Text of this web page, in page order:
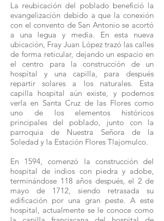
La reubicación del poblado benefició la
evangelización debido a que la conexión
con el convento de San Antonio se acortó
a una legua y media. En esta nueva
ubicación, Fray Juan López trazó las calles
de forma reticular, dejando un espacio en
el centro para la construcción de un
hospital y una capilla, para después
repartir solares a los naturales. Esta
capilla hospital aún existe, y podemos
verla en Santa Cruz de las Flores como
uno de los elementos históricos
principales del poblado, junto con la
parroquia de Nuestra Señora de la
Soledad y la Estación Flores Tlajomulco.
En 1594, comenzó la construcción del
hospital de indios con piedra y adobe,
terminándose 118 años después, el 2 de
mayo de 1712, siendo retrasada su
edificación por una gran peste. A este
hospital, actualmente se le conoce como